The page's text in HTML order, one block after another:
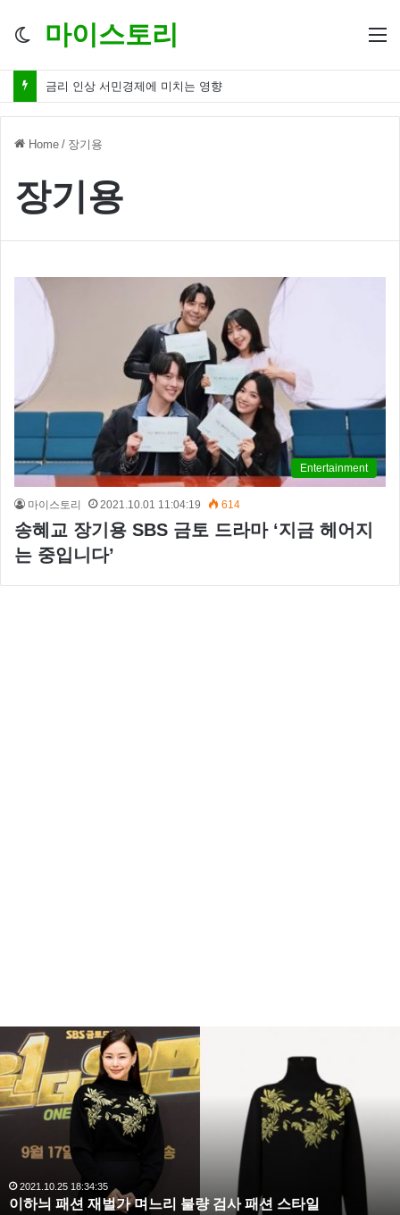
Switch
마이스토리
금리 인상 서민경제에 미치는 영향
Home / 장기용
장기용
Entertainment
마이스토리 2021.10.01 11:04:19 614
송혜교 장기용 SBS 금토 드라마 ‘지금 헤어지
는 중입니다’
하
늬
패
션
며
느
2021.10.25 18:34:35
이하늬 패션 재벌가 며느리 불량 검사 패션 스타일